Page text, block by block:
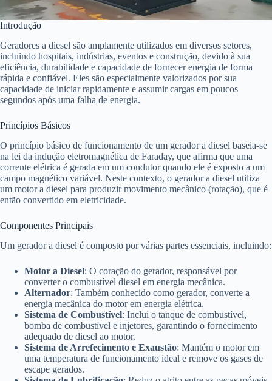
Introdução
Geradores a diesel são amplamente utilizados em diversos setores,
incluindo hospitais, indústrias, eventos e construção, devido à sua
eficiência, durabilidade e capacidade de fornecer energia de forma
rápida e confiável. Eles são especialmente valorizados por sua
capacidade de iniciar rapidamente e assumir cargas em poucos
segundos após uma falha de energia.
Princípios Básicos
O princípio básico de funcionamento de um gerador a diesel baseia-se
na lei da indução eletromagnética de Faraday, que afirma que uma
corrente elétrica é gerada em um condutor quando ele é exposto a um
campo magnético variável. Neste contexto, o gerador a diesel utiliza
um motor a diesel para produzir movimento mecânico (rotação), que é
então convertido em eletricidade.
Componentes Principais
Um gerador a diesel é composto por várias partes essenciais, incluindo:
Motor a Diesel: O coração do gerador, responsável por
converter o combustível diesel em energia mecânica.
Alternador: Também conhecido como gerador, converte a
energia mecânica do motor em energia elétrica.
Sistema de Combustível: Inclui o tanque de combustível,
bomba de combustível e injetores, garantindo o fornecimento
adequado de diesel ao motor.
Sistema de Arrefecimento e Exaustão: Mantém o motor em
uma temperatura de funcionamento ideal e remove os gases de
escape gerados.